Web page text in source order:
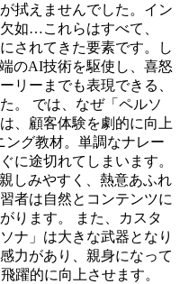
拭えませんでした。イン
如…これらはすべて、
されてきた要素です。し
のAI技術を駆使し、喜怒
リーまでも表現できる、
。 では、なぜ「ペルソ
、顧客体験を劇的に向上
ング教材。単調なナレー
に途切れてしまいます。
しみやすく、熱意あふれ
者は自然とコンテンツに
ります。 また、カスタ
ナ」は大きな武器となり
力があり、親身になって
躍的に向上させます。